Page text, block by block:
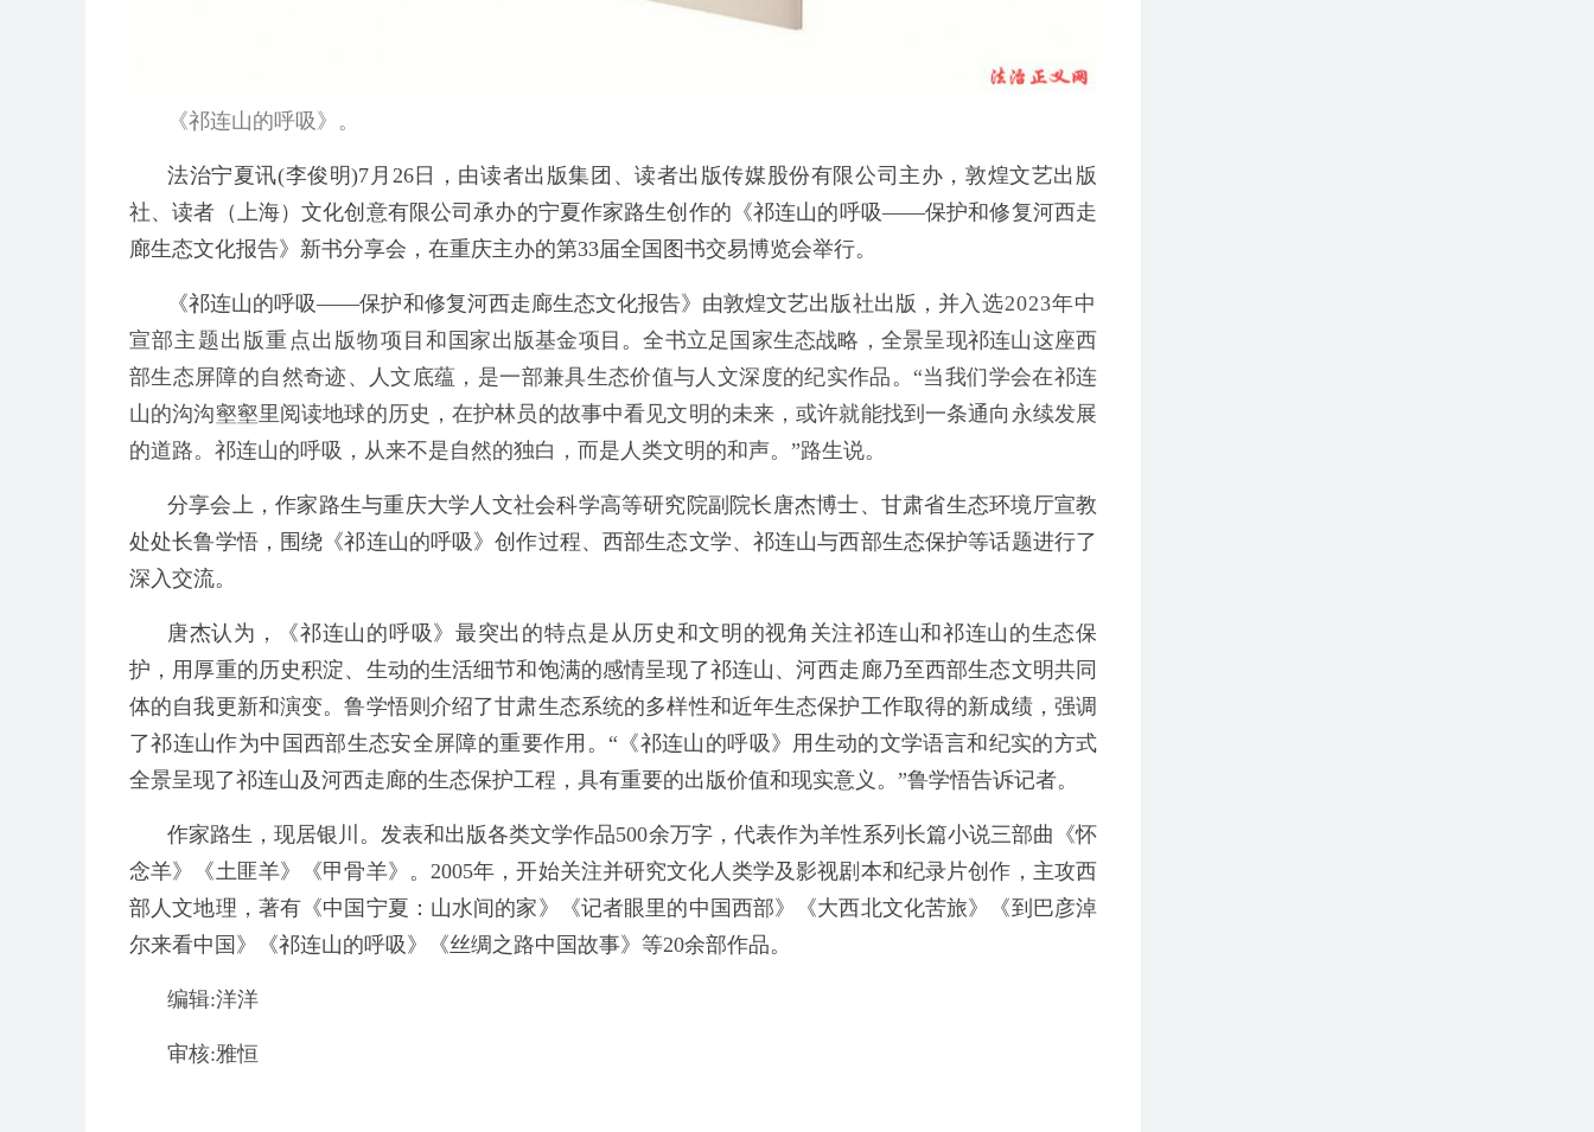
《祁连山的呼吸》。
法治宁夏讯(李俊明)7月26日，由读者出版集团、读者出版传媒股份有限公司主办，敦煌文艺出版
社、读者（上海）文化创意有限公司承办的宁夏作家路生创作的《祁连山的呼吸——保护和修复河西走
廊生态文化报告》新书分享会，在重庆主办的第33届全国图书交易博览会举行。
《祁连山的呼吸——保护和修复河西走廊生态文化报告》由敦煌文艺出版社出版，并入选2023年中
宣部主题出版重点出版物项目和 国家出版基金项目。全书立足国家生态战略，全景呈现祁连山这座西
部生态屏障的自然奇迹、人文底蕴，是一部兼具生态价值与人文深度的纪实作品。“当我们学会在祁连
山的沟沟壑壑里阅读地球的历史，在护林员的故事中看见文明的未来，或许就能找到一条通向永续发展
的道路。祁连山的呼吸，从来不是自然的独白，而是人类文明的和声。”路生说。
分享会上，作家路生与重庆大学人文社会科学高等研究院副院长唐杰博士、甘肃省生态环境厅宣教
处处长鲁学悟，围绕《祁连山的呼吸》创作过程、西部生态文学、祁连山与西部生态保护等话题进行了
深入交流。
唐杰认为，《祁连山的呼吸》最突出的特点是从历史和文明的视角关注祁连山和祁连山的生态保
护，用厚重的历史积淀、生动的生活细节和饱满的感情呈现了祁连山、河西走廊乃至西部生态文明共同
体的自我更新和演变。鲁学悟则介绍了甘肃生态系统的多样性和近年生态保护工作取得的新成绩，强调
了祁连山作为中国西部生态安全屏障的重要作用。“《祁连山的呼吸》用生动的文学语言和纪实的方式
全景呈现了祁连山及河西走廊的生态保护工程，具有重要的出版价值和现实意义。”鲁学悟告诉记者。
作家路生，现居银川。发表和出版各类文学作品500余万字，代表作为羊性系列长篇小说三部曲《怀
念羊》《土匪羊》《甲骨羊》。2005年，开始关注并研究文化人类学及影视剧本和纪录片创作，主攻西
部人文地理，著有《中国宁夏：山水间的家》《记者眼里的中国西部》《大西北文化苦旅》《到巴彦淖
尔来看中国》《祁连山的呼吸》《丝绸之路中国故事》等20余部作品。
编辑:洋洋
审核:雅恒